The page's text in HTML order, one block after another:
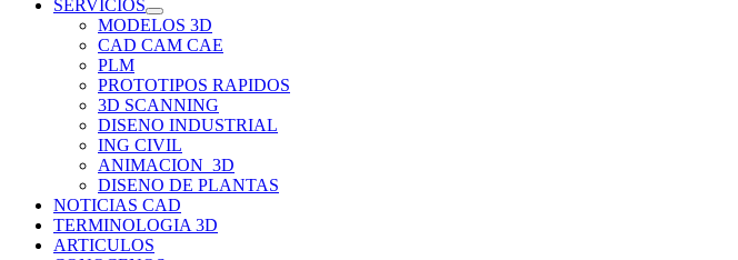
SERVICIOS
MODELOS 3D
CAD CAM CAE
PLM
PROTOTIPOS RAPIDOS
3D SCANNING
DISENO INDUSTRIAL
ING CIVIL
ANIMACION_3D
DISENO DE PLANTAS
NOTICIAS CAD
TERMINOLOGIA 3D
ARTICULOS